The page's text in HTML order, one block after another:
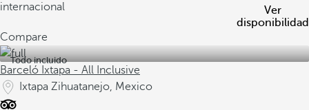
internacional
Ver
disponibilidad
Compare
Todo incluido
Barceló Ixtapa - All Inclusive
Ixtapa Zihuatanejo, Mexico